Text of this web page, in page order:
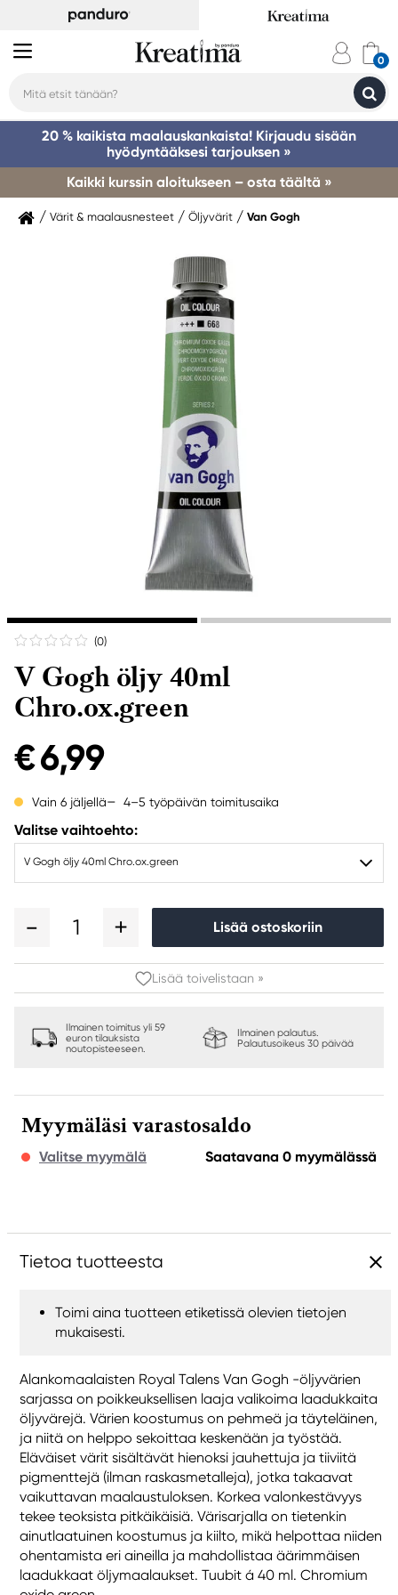
20 % kaikista maalauskankaista! Kirjaudu sisään
hyödyntääksesi tarjouksen »
Kaikki kurssin aloitukseen – osta täältä »
Värit & maalausnesteet Öljyvärit Van Gogh
(0)
V Gogh öljy 40ml
Chro.ox.green
€ 6,99
Vain 6 jäljellä 4–5 työpäivän toimitusaika
Valitse vaihtoehto:
V Gogh öljy 40ml Chro.ox.green
1 Lisää ostoskoriin
Lisää toivelistaan »
Ilmainen toimitus yli 59
euron tilauksista
noutopisteeseen.
Ilmainen palautus.
Palautusoikeus 30 päivää
Myymäläsi varastosaldo
Valitse myymälä Saatavana 0 myymälässä
Tietoa tuotteesta
Toimi aina tuotteen etiketissä olevien tietojen
mukaisesti.
Alankomaalaisten Royal Talens Van Gogh -öljyvärien
sarjassa on poikkeuksellisen laaja valikoima laadukkaita
öljyvärejä. Värien koostumus on pehmeä ja täyteläinen,
ja niitä on helppo sekoittaa keskenään ja työstää.
Eläväiset värit sisältävät hienoksi jauhettuja ja tiiviitä
pigmenttejä (ilman raskasmetalleja), jotka takaavat
vaikuttavan maalaustuloksen. Korkea valonkestävyys
tekee teoksista pitkäikäisiä. Värisarjalla on tietenkin
ainutlaatuinen koostumus ja kiilto, mikä helpottaa niiden
ohentamista eri aineilla ja mahdollistaa äärimmäisen
laadukkaat öljymaalaukset. Tuubit á 40 ml. Chromium